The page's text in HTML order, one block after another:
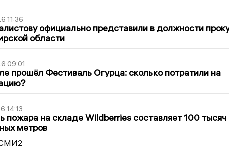
11:36
официально представили в должности
области
09:01
прошёл Фестиваль Огурца: сколько потратили на
14:13
пожара на складе Wildberries составляет 100 тысяч
метров
СМИ2